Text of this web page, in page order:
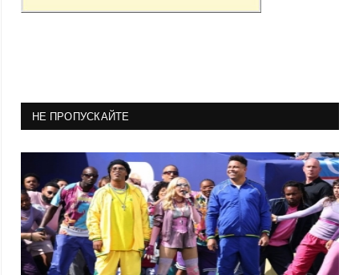
НЕ ПРОПУСКАЙТЕ